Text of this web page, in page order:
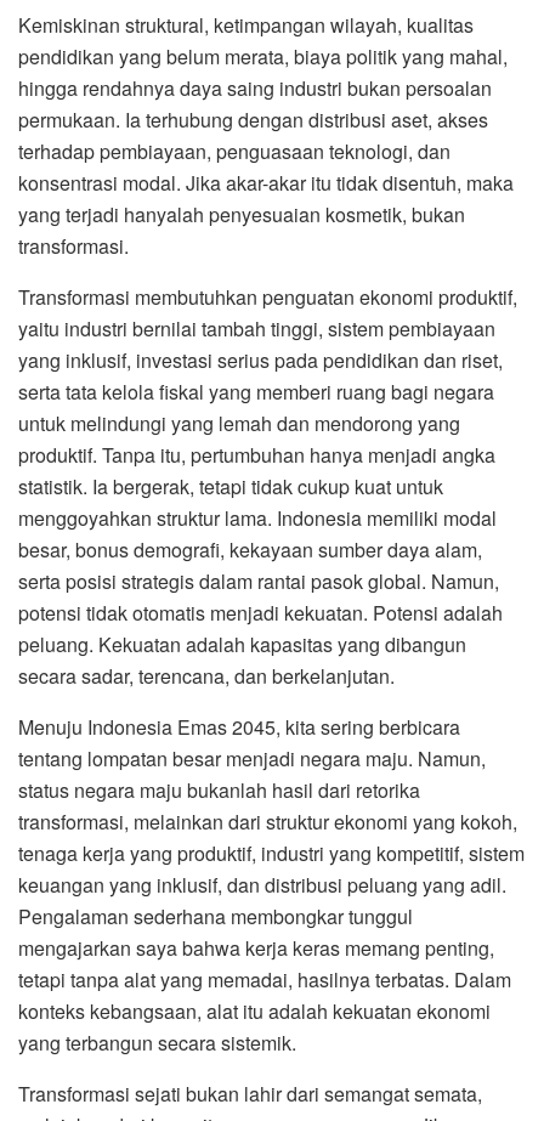
Kemiskinan struktural, ketimpangan wilayah, kualitas
pendidikan yang belum merata, biaya politik yang mahal,
hingga rendahnya daya saing industri bukan persoalan
permukaan. Ia terhubung dengan distribusi aset, akses
terhadap pembiayaan, penguasaan teknologi, dan
konsentrasi modal. Jika akar-akar itu tidak disentuh, maka
yang terjadi hanyalah penyesuaian kosmetik, bukan
transformasi.
Transformasi membutuhkan penguatan ekonomi produktif,
yaitu industri bernilai tambah tinggi, sistem pembiayaan
yang inklusif, investasi serius pada pendidikan dan riset,
serta tata kelola fiskal yang memberi ruang bagi negara
untuk melindungi yang lemah dan mendorong yang
produktif. Tanpa itu, pertumbuhan hanya menjadi angka
statistik. Ia bergerak, tetapi tidak cukup kuat untuk
menggoyahkan struktur lama. Indonesia memiliki modal
besar, bonus demografi, kekayaan sumber daya alam,
serta posisi strategis dalam rantai pasok global. Namun,
potensi tidak otomatis menjadi kekuatan. Potensi adalah
peluang. Kekuatan adalah kapasitas yang dibangun
secara sadar, terencana, dan berkelanjutan.
Menuju Indonesia Emas 2045, kita sering berbicara
tentang lompatan besar menjadi negara maju. Namun,
status negara maju bukanlah hasil dari retorika
transformasi, melainkan dari struktur ekonomi yang kokoh,
tenaga kerja yang produktif, industri yang kompetitif, sistem
keuangan yang inklusif, dan distribusi peluang yang adil.
Pengalaman sederhana membongkar tunggul
mengajarkan saya bahwa kerja keras memang penting,
tetapi tanpa alat yang memadai, hasilnya terbatas. Dalam
konteks kebangsaan, alat itu adalah kekuatan ekonomi
yang terbangun secara sistemik.
Transformasi sejati bukan lahir dari semangat semata,